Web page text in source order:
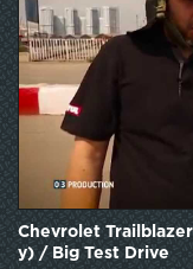
Chevrolet
у) / Big Test Drive